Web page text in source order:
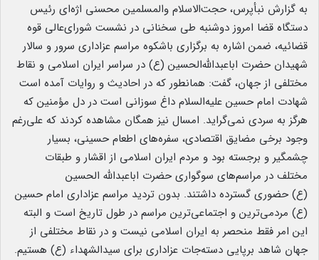
به گزارش نبأپرس، حجت‌الاسلام والمسلمین محسنی اژه‌ای رئیس
دستگاه قضا امروز دوشنبه طی سخنانی در نشست شورای‌عالی قوه
قضائیه، ضمن اشاره به برگزاری باشکوه مراسم عزاداری سرور و سالار
شهیدان حضرت اباعبدالله‌الحسین (ع) در سراسر ایران اسلامی و نقاط
مختلفی از جهان، گفت: همانطور که در احادیث و روایات آمده است
شهادت امام حسین علیه‌السلام داغ سوزانی است در دل مؤمنین که
هرگز به سردی نمی‌گراید. امسال نیز همگان مشاهده کردند که علی‌رغم
وجود برخی مضایق اقتصادی، سفره‌های اطعام حسینی، بسیار
چشمگیر و برجسته بود و مردم ایران اسلامی از اقشار و طبقات
مختلف در مراسم‌های سوگواری حضرت اباعبدالله الحسین
(ع) حضوری گسترده داشتند. بدون تردید مراسم عزاداری امام حسین
(ع) مردمی‌ترین و اجتماعی‌ترین مراسم در طول تاریخ است و البته
این امر فقط منحصر به ایران اسلامی نیست و در نقاط مختلفی از
جهان شاهد برپایی دسته‌جات عزاداری برای سیدالشهداء (ع) هستیم.